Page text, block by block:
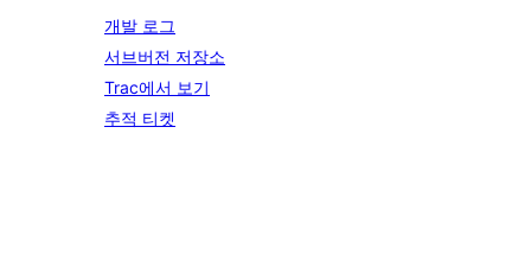
개발 로그
서브버전 저장소
Trac에서 보기
추적 티켓